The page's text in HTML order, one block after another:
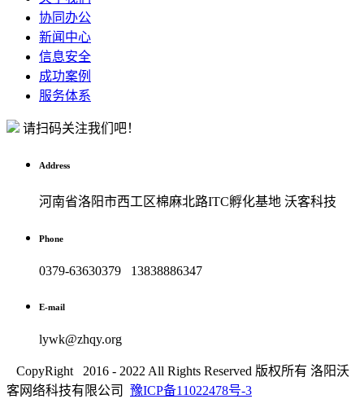
协同办公
新闻中心
信息安全
成功案例
服务体系
请扫码关注我们吧！
Address
河南省洛阳市西工区棉麻北路ITC孵化基地 沃客科技
Phone
0379-63630379 13838886347
E-mail
lywk@zhqy.org
CopyRight 2016 - 2022 All Rights Reserved 版权所有 洛阳沃
客网络科技有限公司 豫ICP备11022478号-3